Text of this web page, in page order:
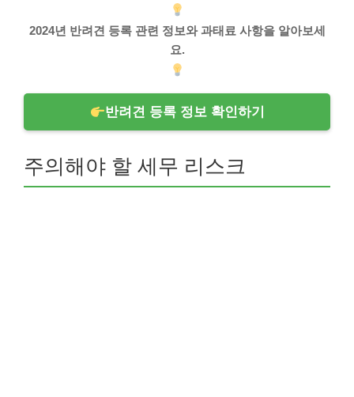
2024년 반려견 등록 관련 정보와 과태료 사항을 알아보세
요.
반려견 등록 정보 확인하기
주의해야 할 세무 리스크